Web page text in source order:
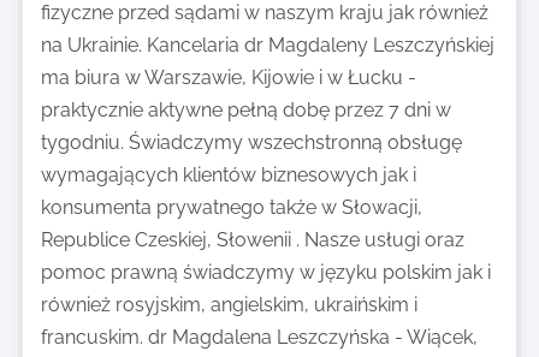
fizyczne przed sądami w naszym kraju jak również
na Ukrainie. Kancelaria dr Magdaleny Leszczyńskiej
ma biura w Warszawie, Kijowie i w Łucku -
praktycznie aktywne pełną dobę przez 7 dni w
tygodniu. Świadczymy wszechstronną obsługę
wymagających klientów biznesowych jak i
konsumenta prywatnego także w Słowacji,
Republice Czeskiej, Słowenii . Nasze usługi oraz
pomoc prawną świadczymy w języku polskim jak i
również rosyjskim, angielskim, ukraińskim i
francuskim. dr Magdalena Leszczyńska - Wiącek,